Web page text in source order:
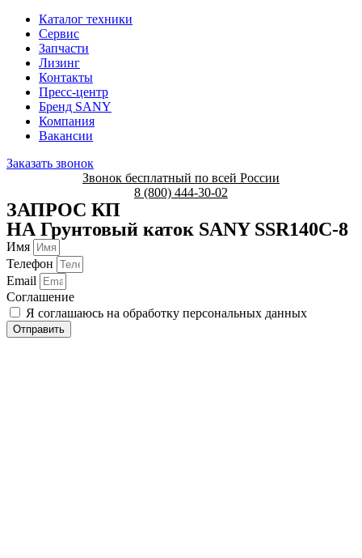
Каталог техники
Сервис
Запчасти
Лизинг
Контакты
Пресс-центр
Бренд SANY
Компания
Вакансии
Заказать звонок
Звонок бесплатный по всей России
8 (800) 444-30-02
ЗАПРОС КП
НА Грунтовый каток SANY SSR140C-8
Имя
Телефон
Email
Соглашение
Я соглашаюсь на обработку персональных данных
Отправить